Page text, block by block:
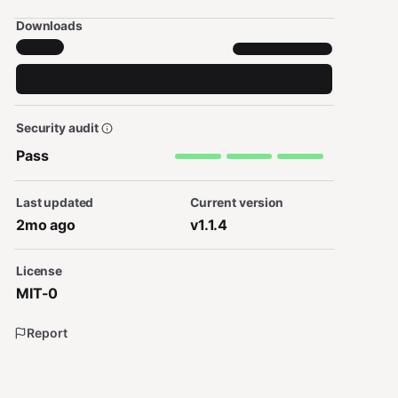
Downloads
Security audit
Pass
Last updated
2mo ago
Current version
v1.1.4
License
MIT-0
Report